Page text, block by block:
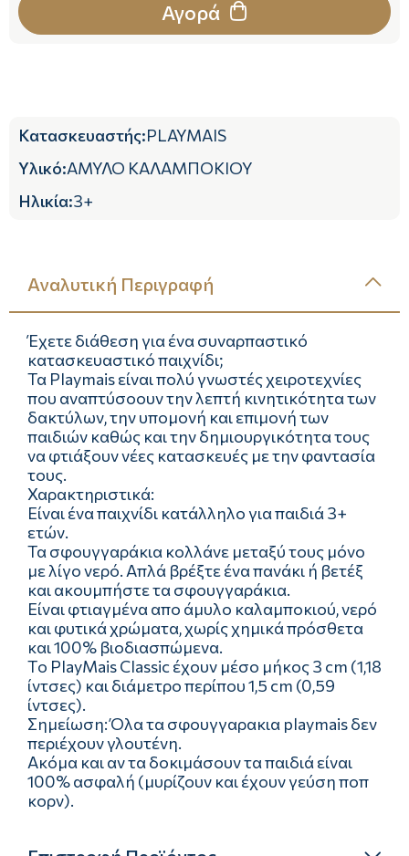
Αγορά
Κατασκευαστής:PLAYMAIS
Υλικό:ΑΜΥΛΟ ΚΑΛΑΜΠΟΚΙΟΥ
Ηλικία:3+
Αναλυτική Περιγραφή
Έχετε διάθεση για ένα συναρπαστικό
κατασκευαστικό παιχνίδι;
Τα Playmais είναι πολύ γνωστές χειροτεχνίες
που αναπτύσοουν την λεπτή κινητικότητα των
δακτύλων, την υπομονή και επιμονή των
παιδιών καθώς και την δημιουργικότητα τους
να φτιάξουν νέες κατασκευές με την φαντασία
τους.
Χαρακτηριστικά:
Είναι ένα παιχνίδι κατάλληλο για παιδιά 3+
ετών.
Τα σφουγγαράκια κολλάνε μεταξύ τους μόνο
με λίγο νερό. Απλά βρέξτε ένα πανάκι ή βετέξ
και ακουμπήστε τα σφουγγαράκια.
Είναι φτιαγμένα απο άμυλο καλαμποκιού, νερό
και φυτικά χρώματα, χωρίς χημικά πρόσθετα
και 100% βιοδιασπώμενα.
Tο PlayMais Classic έχουν μέσο μήκος 3 cm (1,18
ίντσες) και διάμετρο περίπου 1,5 cm (0,59
ίντσες).
Σημείωση: Όλα τα σφουγγαρακια playmais δεν
περιέχουν γλουτένη.
Ακόμα και αν τα δοκιμάσουν τα παιδιά είναι
100% ασφαλή (μυρίζουν και έχουν γεύση ποπ
κορν).